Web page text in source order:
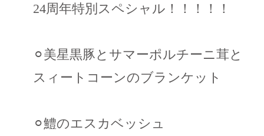
24周年特別スペシャル！！！！！
⚪︎美星黒豚とサマーポルチーニ茸と
スィートコーンのブランケット
⚪︎鱧のエスカベッシュ